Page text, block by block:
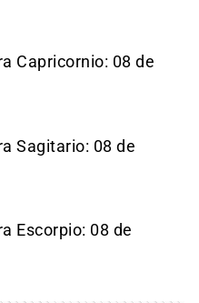
Capricornio: 08 de
Sagitario: 08 de
Escorpio: 08 de